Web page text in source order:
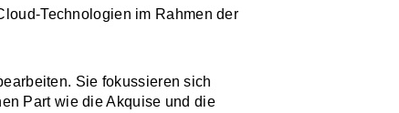
Technologien im Rahmen der
Sie fokussieren sich
Part wie die Akquise und die